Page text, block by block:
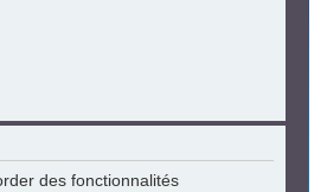
des fonctionnalités